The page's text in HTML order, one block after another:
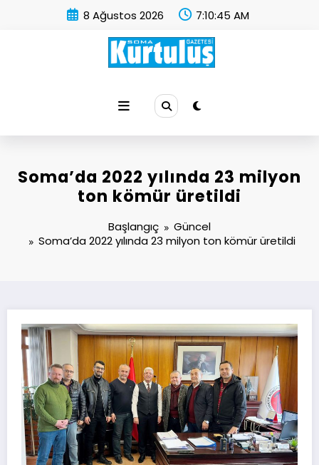
8 Ağustos 2026 7:10:46 AM
Soma’da 2022 yılında 23 milyon
ton kömür üretildi
Başlangıç
Güncel
Soma’da 2022 yılında 23 milyon ton kömür üretildi